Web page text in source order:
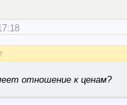
↑
отношение к ценам?